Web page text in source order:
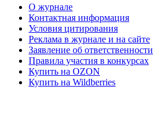
О журнале
Контактная информация
Условия цитирования
Реклама в журнале и на сайте
Заявление об ответственности
Правила участия в конкурсах
Купить на OZON
Купить на Wildberries